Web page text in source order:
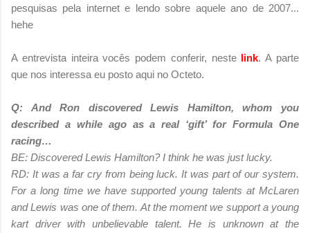
pesquisas pela internet e lendo sobre aquele ano de 2007...
hehe
A entrevista inteira vocês podem conferir, neste link. A parte
que nos interessa eu posto aqui no Octeto.
Q: AndRon discovered Lewis Hamilton, whom you
described a while ago as a real ‘gift’ for Formula One
racing…
BE: Discovered Lewis Hamilton? I think he was just lucky.
RD: It was a far cry from being luck. It was part of our system.
For a long time we have supported young talents at McLaren
and Lewis was one of them. At the moment we support a young
kart driver with unbelievable talent. He is unknown at the